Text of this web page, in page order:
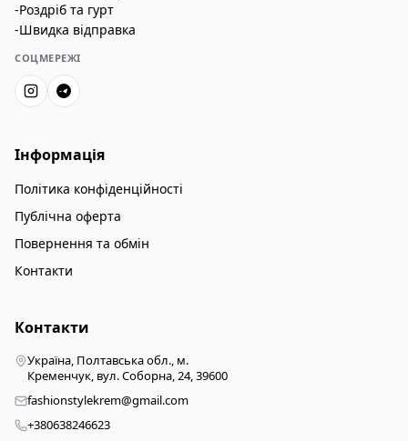
-Роздріб та гурт
-Швидка відправка
СОЦМЕРЕЖІ
Інформація
Політика конфіденційності
Публічна оферта
Повернення та обмін
Контакти
Контакти
Україна, Полтавська обл., м.
Кременчук, вул. Соборна, 24, 39600
fashionstylekrem@gmail.com
+380638246623